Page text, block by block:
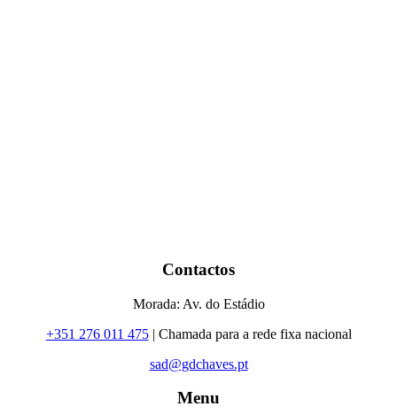
Contactos
Morada: Av. do Estádio
+351 276 011 475| Chamada para a rede fixa nacional
sad@gdchaves.pt
Menu